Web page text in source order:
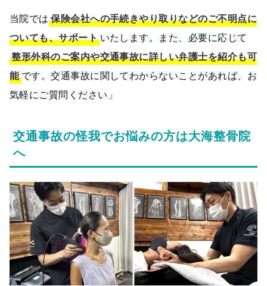
当院では 保険会社への手続きやり取りなどのご不明点に
ついても、サポートいたします。また、必要に応じて
整形外科のご案内や交通事故に詳しい弁護士を紹介も可
能です。交通事故に関してわからないことがあれば、お
気軽にご質問ください」
交通事故の怪我でお悩みの方は大海整骨院
へ